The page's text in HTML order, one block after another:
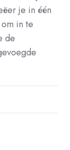
je in één
in te
de